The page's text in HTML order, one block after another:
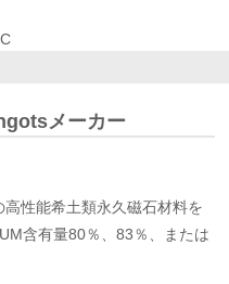
メーカー
性能希土類永久磁石材料を
含有量80％、83％、または